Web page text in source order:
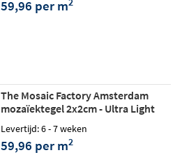
59,96 per m
The Mosaic Factory Amsterdam
mozaïektegel 2x2cm - Ultra Light
Blue matt
Levertijd: 6 - 7 weken
59,96 per m2